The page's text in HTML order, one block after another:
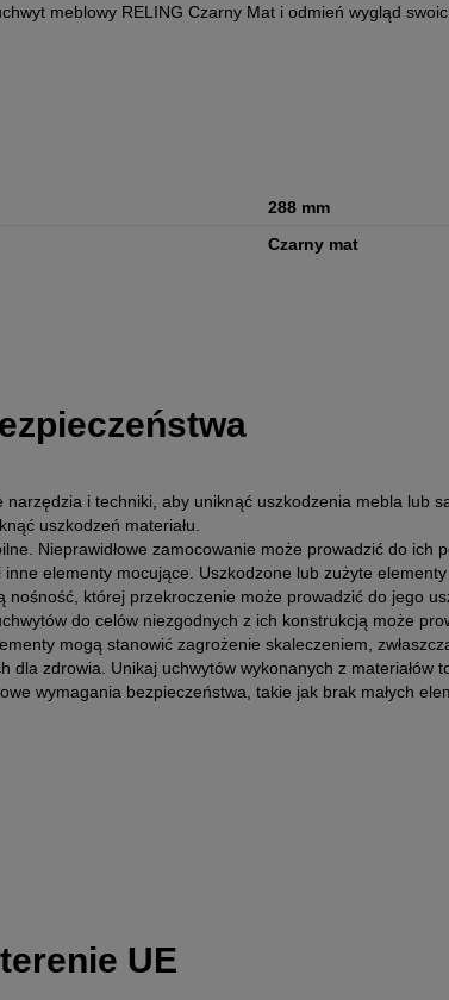
meblowy RELING Czarny Mat i odmień wygląd
288 mm
Czarny mat
i techniki, aby uniknąć uszkodzenia mebla lub
uszkodzeń materiału.
Nieprawidłowe zamocowanie może prowadzić do ich
elementy mocujące. Uszkodzone lub zużyte
której przekroczenie może prowadzić do jego
do celów niezgodnych z ich konstrukcją może
mogą stanowić zagrożenie skaleczeniem,
dla zdrowia. Unikaj uchwytów wykonanych z materiałów
wymagania bezpieczeństwa, takie jak brak małych
UE